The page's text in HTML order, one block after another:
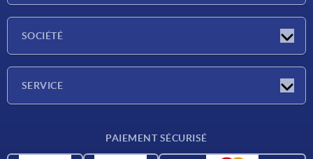
SOCIÉTÉ
SERVICE
PAIEMENT SÉCURISÉ